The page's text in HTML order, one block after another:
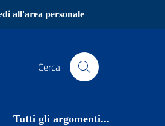
all'area personale
Cerca
Tutti gli argomenti...